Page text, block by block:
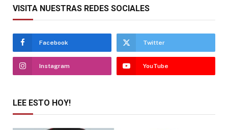
VISITA NUESTRAS REDES SOCIALES
Facebook Twitter
Instagram YouTube
LEE ESTO HOY!